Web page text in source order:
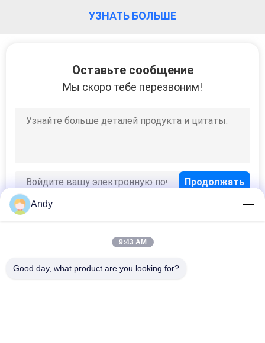
УЗНАТЬ БОЛЬШЕ
Оставьте сообщение
Мы скоро тебе перезвоним!
Популярные категории
Andy
9:43 AM
Good day, what product are you looking for?